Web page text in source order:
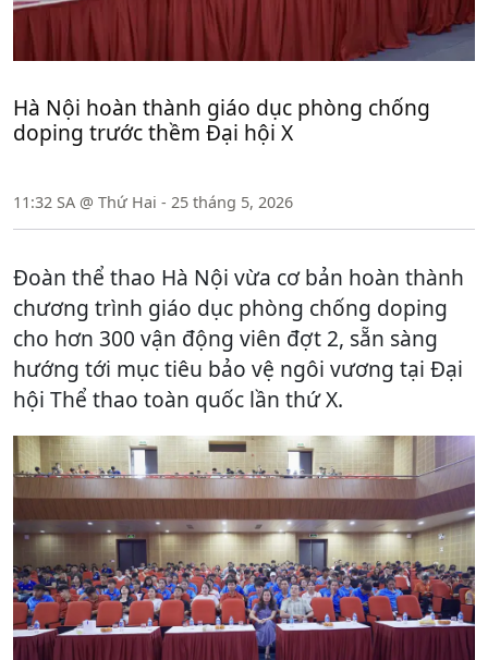
Hà Nội hoàn thành giáo dục phòng chống
doping trước thềm Đại hội X
11:32 SA @ Thứ Hai - 25 tháng 5, 2026
Đoàn thể thao Hà Nội vừa cơ bản hoàn thành
chương trình giáo dục phòng chống doping
cho hơn 300 vận động viên đợt 2, sẵn sàng
hướng tới mục tiêu bảo vệ ngôi vương tại Đại
hội Thể thao toàn quốc lần thứ X.